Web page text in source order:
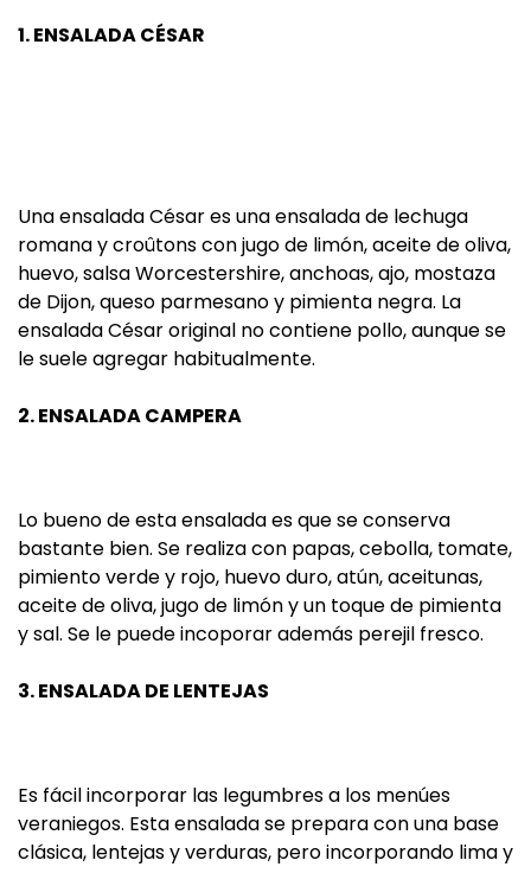
1. ENSALADA CÉSAR
Una ensalada César es una ensalada de lechuga
romana y croûtons con jugo de limón, aceite de oliva,
huevo, salsa Worcestershire, anchoas, ajo, mostaza
de Dijon, queso parmesano y pimienta negra. La
ensalada César original no contiene pollo, aunque se
le suele agregar habitualmente.
2. ENSALADA CAMPERA
Lo bueno de esta ensalada es que se conserva
bastante bien. Se realiza con papas, cebolla, tomate,
pimiento verde y rojo, huevo duro, atún, aceitunas,
aceite de oliva, jugo de limón y un toque de pimienta
y sal. Se le puede incoporar además perejil fresco.
3. ENSALADA DE LENTEJAS
Es fácil incorporar las legumbres a los menúes
veraniegos. Esta ensalada se prepara con una base
clásica, lentejas y verduras, pero incorporando lima y